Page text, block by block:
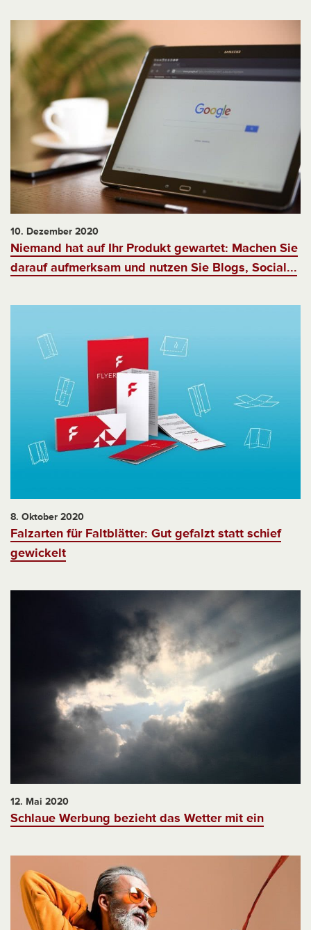
10. Dezember 2020
Niemand hat auf Ihr Produkt gewartet: Machen Sie
darauf aufmerksam und nutzen Sie Blogs, Social...
8. Oktober 2020
Falzarten für Faltblätter: Gut gefalzt statt schief
gewickelt
12. Mai 2020
Schlaue Werbung bezieht das Wetter mit ein